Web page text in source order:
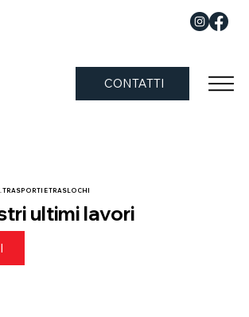
CONTATTI
TRASPORTI E TRASLOCHI
ultimi lavori